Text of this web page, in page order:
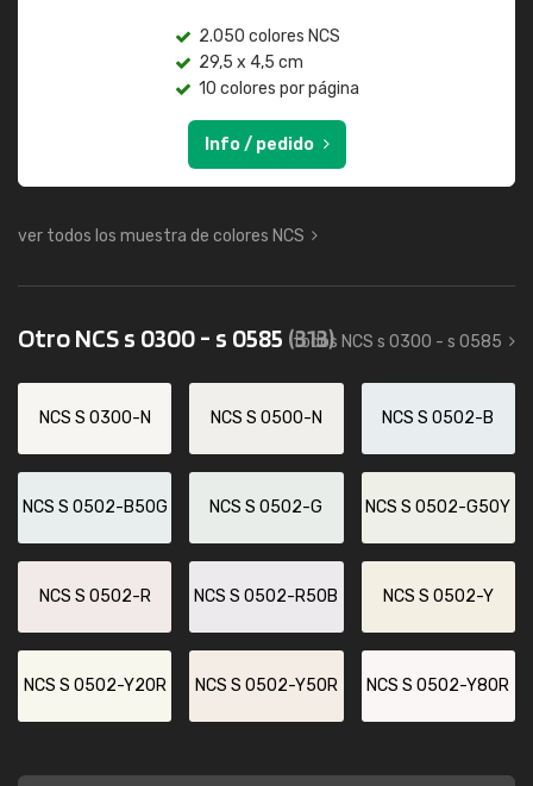
2.050 colores NCS
29,5 x 4,5 cm
10 colores por página
Info / pedido
ver todos los muestra de colores NCS
Otro NCS s 0300 - s 0585 (313)
todos NCS s 0300 - s 0585
NCS S 0300-N NCS S 0500-N NCS S 0502-B
NCS S 0502-B50G NCS S 0502-G NCS S 0502-G50Y
NCS S 0502-R NCS S 0502-R50B NCS S 0502-Y
NCS S 0502-Y20R NCS S 0502-Y50R NCS S 0502-Y80R